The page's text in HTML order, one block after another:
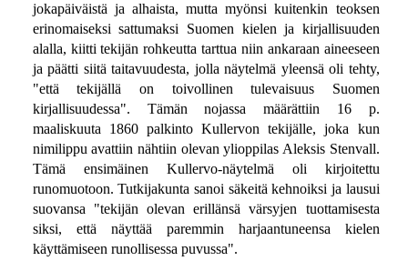
jokapäiväistä ja alhaista, mutta myönsi kuitenkin teoksen
erinomaiseksi sattumaksi Suomen kielen ja kirjallisuuden
alalla, kiitti tekijän rohkeutta tarttua niin ankaraan aineeseen
ja päätti siitä taitavuudesta, jolla näytelmä yleensä oli tehty,
"että tekijällä on toivollinen tulevaisuus Suomen
kirjallisuudessa". Tämän nojassa määrättiin 16 p.
maaliskuuta 1860 palkinto Kullervon tekijälle, joka kun
nimilippu avattiin nähtiin olevan ylioppilas Aleksis Stenvall.
Tämä ensimäinen Kullervo-näytelmä oli kirjoitettu
runomuotoon. Tutkijakunta sanoi säkeitä kehnoiksi ja lausui
suovansa "tekijän olevan erillänsä värsyjen tuottamisesta
siksi, että näyttää paremmin harjaantuneensa kielen
käyttämiseen runollisessa puvussa".